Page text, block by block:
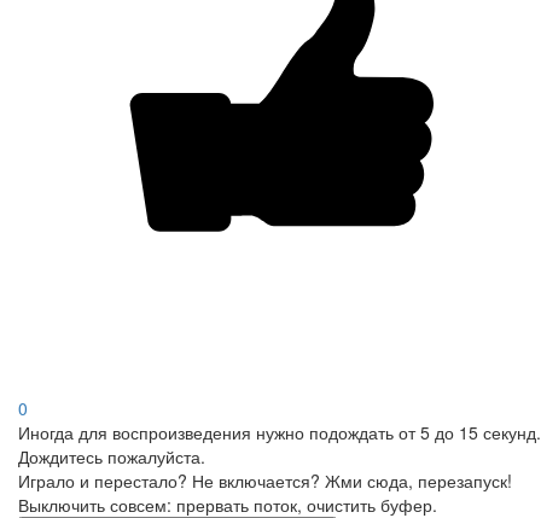
0
Иногда для воспроизведения нужно подождать от 5 до 15 секунд.
Дождитесь пожалуйста.
Играло и перестало? Не включается? Жми сюда, перезапуск!
Выключить совсем: прервать поток, очистить буфер.